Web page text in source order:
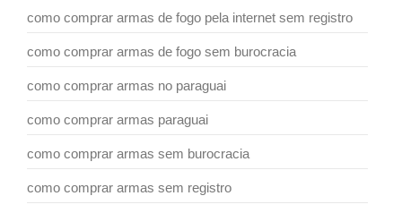
como comprar armas de fogo pela internet sem registro
como comprar armas de fogo sem burocracia
como comprar armas no paraguai
como comprar armas paraguai
como comprar armas sem burocracia
como comprar armas sem registro